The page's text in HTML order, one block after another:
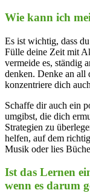
Wie kann ich
Es ist wichtig, dass
Fülle deine Zeit mit
vermeide es, ständig
denken. Denke an all
konzentriere dich
Schaffe dir auch ein
umgibst, die dich
Strategien zu
helfen, auf dem
Musik oder lies
Ist das Lernen
wenn es darum